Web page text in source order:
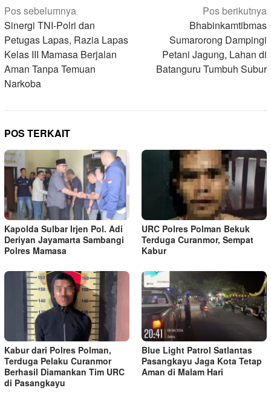
Navigasi
pos
Pos sebelumnya
Sinergi TNI-Polri dan
Petugas Lapas, Razia Lapas
Kelas III Mamasa Berjalan
Aman Tanpa Temuan
Narkoba
Pos berikutnya
Bhabinkamtibmas
Sumarorong Dampingi
Petani Jagung, Lahan di
Batanguru Tumbuh Subur
POS TERKAIT
Kapolda Sulbar Irjen Pol. Adi
Deriyan Jayamarta Sambangi
Polres Mamasa
URC Polres Polman Bekuk
Terduga Curanmor, Sempat
Kabur
Kabur dari Polres Polman,
Terduga Pelaku Curanmor
Berhasil Diamankan Tim URC
di Pasangkayu
Blue Light Patrol Satlantas
Pasangkayu Jaga Kota Tetap
Aman di Malam Hari